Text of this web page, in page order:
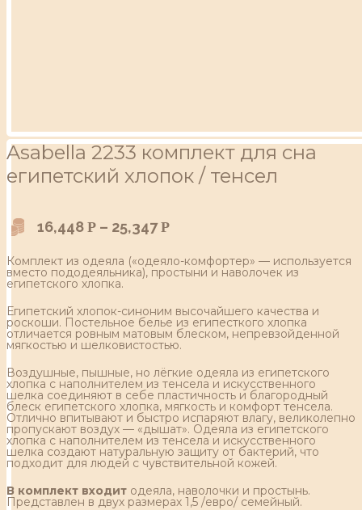
Asabella 2233 комплект для сна
египетский хлопок / тенсел
16,448 Р – 25,347Р
Комплект из одеяла («одеяло-комфортер» — используется
вместо пододеяльника), простыни и наволочек из
египетского хлопка.
Египетский хлопок-синоним высочайшего качества и
роскоши. Постельное белье из египесткого хлопка
отличается ровным матовым блеском, непревзойденной
мягкостью и шелковистостью.
Воздушные, пышные, но лёгкие одеяла из египетского
хлопка с наполнителем из тенсела и искусственного
шелка соединяют в себе пластичность и благородный
блеск египетского хлопка, мягкость и комфорт тенсела.
Отлично впитывают и быстро испаряют влагу, великолепно
пропускают воздух — «дышат». Одеяла из египетского
хлопка с наполнителем из тенсела и искусственного
шелка создают натуральную защиту от бактерий, что
подходит для людей с чувствительной кожей.
В комплект входит одеяла, наволочки и простынь.
Представлен в двух размерах 1,5 /евро/ семейный.